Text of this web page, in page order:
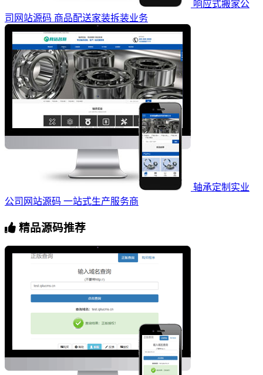
响应式搬家公
司网站源码 商品配送家装拆装业务
轴承定制实业
公司网站源码 一站式生产服务商
精品源码推荐